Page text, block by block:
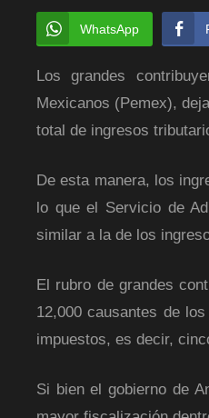
WhatsApp
Los grandes
Mexicanos (Pemex),
total de ingresos
De esta manera, los
lo que el Servicio de
similar a la de los
El rubro de grandes
12,000 causantes de
impuestos, es decir,
Si bien el gobierno de